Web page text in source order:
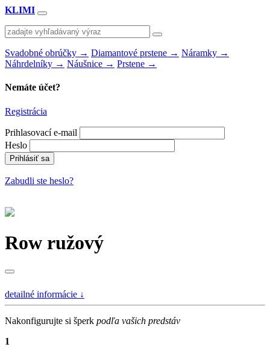
KLIMI
Svadobné obrúčky → Diamantové prstene → Náramky →
Náhrdelníky → Náušnice → Prstene →
Nemáte účet?
Registrácia
Prihlasovací e-mail
Heslo
Zabudli ste heslo?
Row ružový
detailné informácie ↓
Nakonfigurujte si šperk podľa vašich predstáv
1